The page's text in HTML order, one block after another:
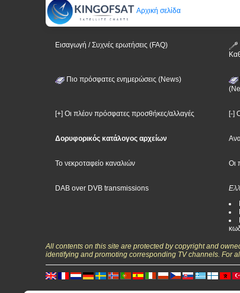
Αρχική σελίδα
Εισαγωγή / Συχνές ερωτήσεις (FAQ)
Πιο πρόσφατες ενημερώσεις (News)
[+] Οι πλέον πρόσφατες προσθήκες/αλλαγές [-]
Δορυφορικός κατάλογος αρχείων
Το νεκροταφείο καναλιών Οι
DAB over DVB transmissions
All contents on this site are protected by copyright and
identifying and promoting corresponding TV channels. For